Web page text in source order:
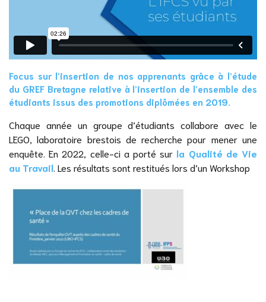
Focus sur l’insertion de nos apprenants grâce à l’étude
du GREF Bretagne relative à l’insertion de l’ensemble des
étudiants issus des promotions diplômées en 2019.
Chaque année un groupe d’étudiants collabore avec le
LEGO, laboratoire brestois de recherche pour mener une
enquête. En 2022, celle-ci a porté sur la Qualité de Vie
au Travail . Les résultats sont restitués lors d’un Workshop